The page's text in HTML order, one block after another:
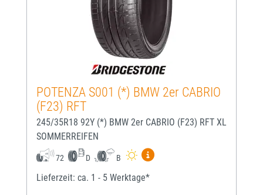
POTENZA S001 (*) BMW 2er CABRIO
(F23) RFT
245/35R18 92Y (*) BMW 2er CABRIO (F23) RFT XL
SOMMERREIFEN
72 D B
Mehr Informationen zum
Lieferzeit: ca. 1 - 5 Werktage*